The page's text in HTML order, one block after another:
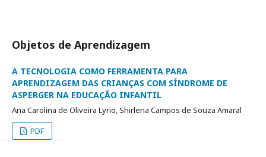
Objetos de Aprendizagem
A TECNOLOGIA COMO FERRAMENTA PARA
APRENDIZAGEM DAS CRIANÇAS COM SÍNDROME DE
ASPERGER NA EDUCAÇÃO INFANTIL
Ana Carolina de Oliveira Lyrio, Shirlena Campos de Souza Amaral
PDF